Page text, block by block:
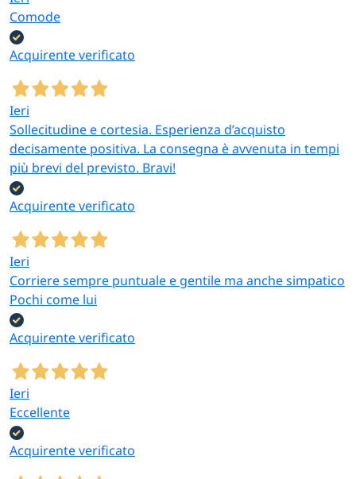
Comode
Acquirente verificato
Ieri
Sollecitudine e cortesia. Esperienza d’acquisto
decisamente positiva. La consegna è avvenuta in tempi
più brevi del previsto. Bravi!
Acquirente verificato
Ieri
Corriere sempre puntuale e gentile ma anche simpatico
Pochi come lui
Acquirente verificato
Ieri
Eccellente
Acquirente verificato